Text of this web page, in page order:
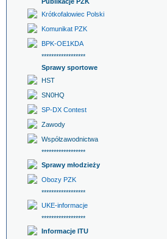
Krótkofalowiec Polski
Komunikat PZK
BPK-OE1KDA
******************
Sprawy sportowe
HST
SN0HQ
SP-DX Contest
Zawody
Współzawodnictwa
******************
Sprawy młodzieży
Obozy PZK
******************
UKE-informacje
******************
Informacje ITU